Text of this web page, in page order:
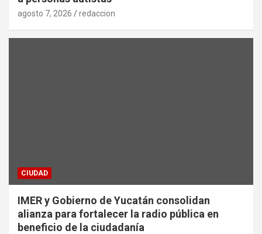
agosto 7, 2026 redaccion
CIUDAD
IMER y Gobierno de Yucatán consolidan
alianza para fortalecer la radio pública en
beneficio de la ciudadanía